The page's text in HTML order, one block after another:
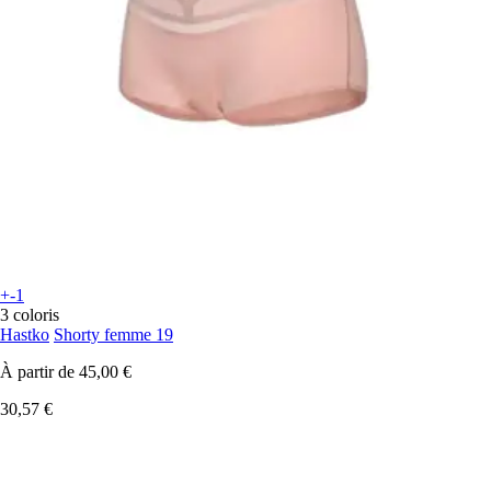
+-1
3 coloris
Hastko Shorty femme 19
À partir de 45,00 €
30,57 €